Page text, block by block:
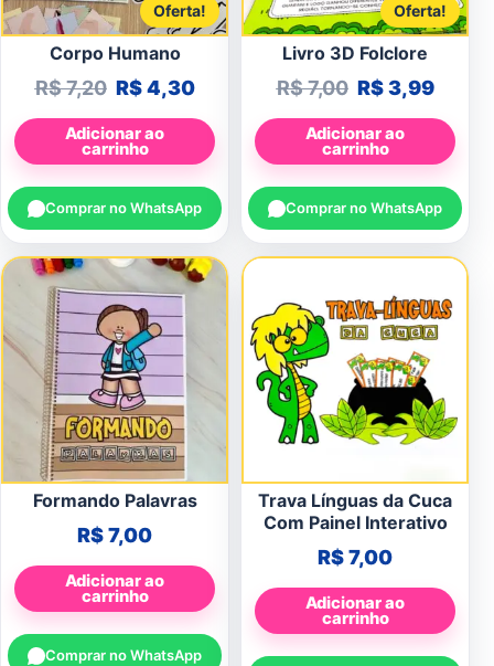
Oferta!
Corpo Humano
R$7,20 O preço original era: R$ 7,20.
R$4,30O preço atual é: R$ 4,30.
Adicionar ao
carrinho
Comprar no WhatsApp
Oferta!
Livro 3D Folclore
R$7,00 O preço
R$3,99O
Adicionar ao
carrinho
Comprar no WhatsApp
Formando Palavras
R$7,00
Adicionar ao
carrinho
Comprar no WhatsApp
Trava Línguas da Cuca
Com Painel Interativo
R$7,00
Adicionar ao
carrinho